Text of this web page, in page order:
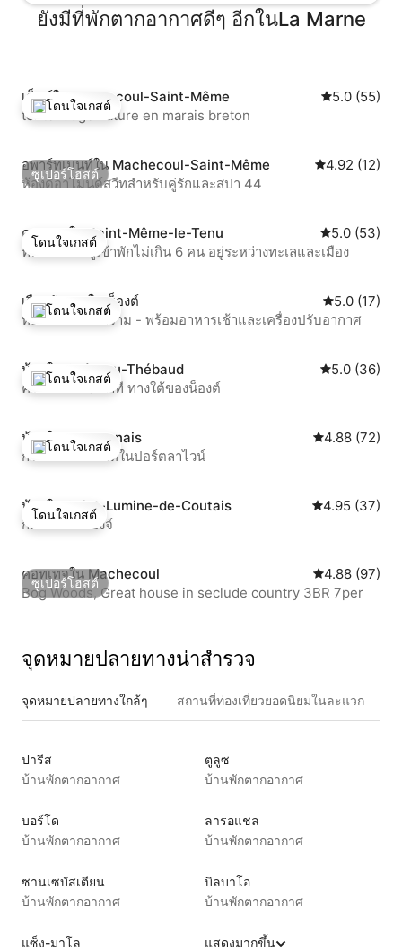
ยังมีที่พักตากอากาศดีๆ อีกในLa Marne
โดนใจเกสต์ที่สุด
โดนใจเกสต์
เต็นท์ใน Machecoul-Saint-Même คะแนนเฉลี่ย
5.0 (55)
tente lodge nature en marais breton
ซูเปอร์โฮสต์
ซูเปอร์โฮสต์
อพาร์ทเมนท์ใน Machecoul-Saint-Même คะแนนเฉลี่ย
4.92 (12)
ห้องดิอาโมนด์สวีทสำหรับคู่รักและสปา 44
โดนใจเกสต์
โดนใจเกสต์
คอทเทจใน Saint-Même-le-Tenu คะแนนเฉลี่ย
5.0 (53)
ที่พักสำหรับผู้เข้าพักไม่เกิน 6 คน อยู่ระหว่างทะเลและเมือง
โดนใจเกสต์ที่สุด
โดนใจเกสต์
เรือนรับรองใน น็องต์ คะแนนเฉลี่ย
5.0 (17)
ห้องสวีทแห่งอาราม - พร้อมอาหารเช้าและเครื่องปรับอากาศ
โดนใจเกสต์ที่สุด
โดนใจเกสต์
บ้านใน Château-Thébaud คะแนนเฉลี่ย
5.0 (36)
ความสงบ 15 นาที ทางใต้ของน็องต์
โดนใจเกสต์ที่สุด
โดนใจเกสต์
บ้านใน Bouguenais คะแนนเฉลี่ย
4.88 (72)
กระท่อมที่มีเสน่ห์ในปอร์ตลาไวน์
โดนใจเกสต์
โดนใจเกสต์
บ้านใน Saint-Lumine-de-Coutais คะแนนเฉลี่ย
4.95 (37)
กีต์เดอลากร็องจ์
ซูเปอร์โฮสต์
ซูเปอร์โฮสต์
คอทเทจใน Machecoul คะแนนเฉลี่ย
4.88 (97)
Bog Woods, Great house in seclude country 3BR 7per
จุดหมายปลายทางน่าสำรวจ
จุดหมายปลายทางใกล้ๆ สถานที่ท่องเที่ยวยอดนิยมในละแวก
ปารีส
บ้านพักตากอากาศ
ตูลูซ
บ้านพักตากอากาศ
บอร์โด
บ้านพักตากอากาศ
ลารอแชล
บ้านพักตากอากาศ
ซานเซบัสเตียน
บ้านพักตากอากาศ
บิลบาโอ
บ้านพักตากอากาศ
แซ็ง-มาโล
แสดงมากขึ้น